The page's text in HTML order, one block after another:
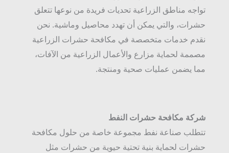
تواجه مناطق الزراعية تحديات فريدة من نوعها تتعلق
حشرات، والتي يمكن أن تهدد محاصيل وماشية. نحن
نقدم خدمات متخصصة في مكافحة حشرات الزراعية
مصممة لحماية مزارع والأعمال الزراعية من الآفات،
مما يضمن عمليات صحية ومنتجة.
شركة مكافحة حشرات النفط
تتطلب صناعة نفط مجموعة خاصة من حلول مكافحة
حشرات لحماية بنية تحتية حيوية من حشرات مثل